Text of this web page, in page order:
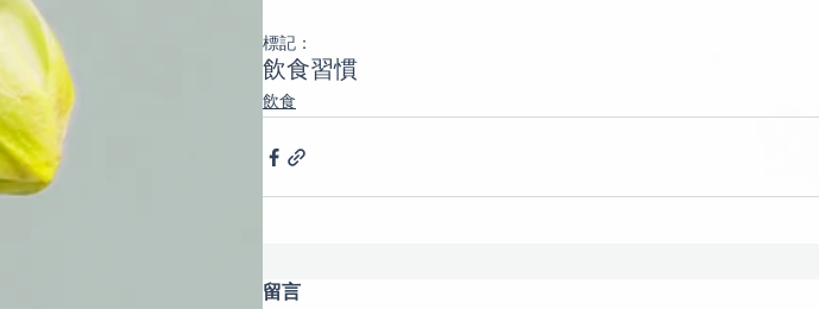
標記：
飲食習慣
飲食
留言